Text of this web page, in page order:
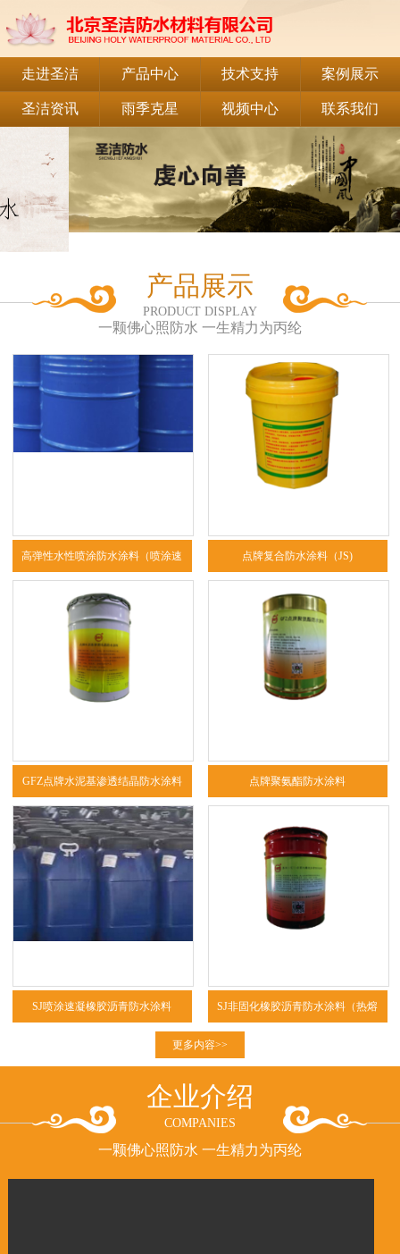
走进圣洁 产品中心 技术支持 案例展示
圣洁资讯 雨季克星 视频中心 联系我们
产品展示
PRODUCT DISPLAY
一颗佛心照防水 一生精力为丙纶
高弹性水性喷涂防水涂料（喷涂速 点牌复合防水涂料（JS)
GFZ点牌水泥基渗透结晶防水涂料 点牌聚氨酯防水涂料
SJ喷涂速凝橡胶沥青防水涂料 SJ非固化橡胶沥青防水涂料（热熔
更多内容>>
企业介绍
COMPANIES
一颗佛心照防水 一生精力为丙纶